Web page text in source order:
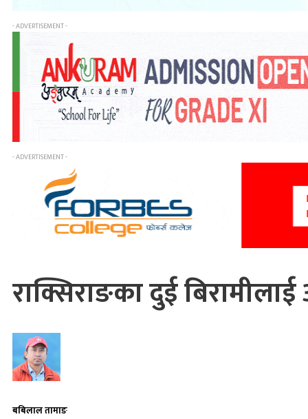
- ADVERTISEMENT -
- ADVERTISEMENT -
राक्सिराङका दुई
बबिलाल तामाङ